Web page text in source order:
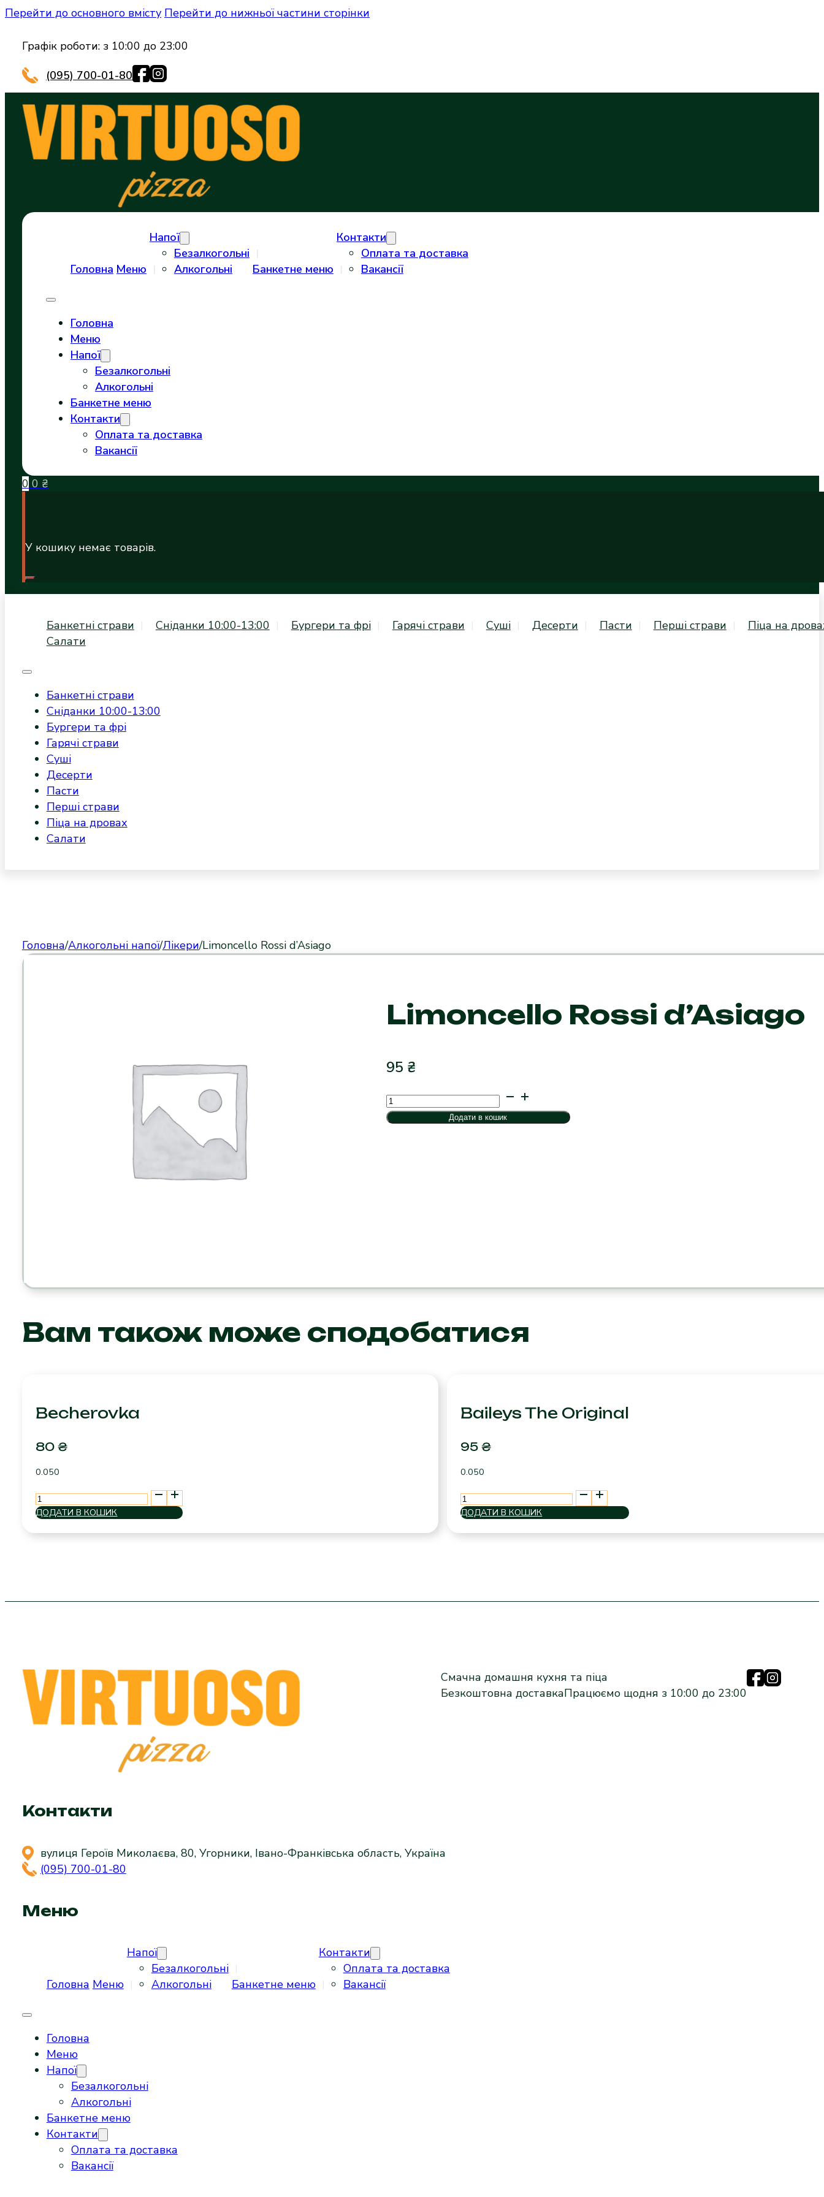
Перейти до основного вмісту Перейти до нижньої частини сторінки
Графік роботи: з 10:00 до 23:00
(095) 700-01-80
Головна Меню
Напої
Безалкогольні
Алкогольні
Банкетне меню
Контакти
Оплата та доставка
Вакансії
Головна
Меню
Напої
Безалкогольні
Алкогольні
Банкетне меню
Контакти
Оплата та доставка
Вакансії
0 0 ₴
У кошику немає товарів.
Банкетні страви Сніданки 10:00-13:00 Бургери та фрі Гарячі страви Суші Десерти Пасти Перші страви
Піца на
Салати
Банкетні страви
Сніданки 10:00-13:00
Бургери та фрі
Гарячі страви
Суші
Десерти
Пасти
Перші страви
Піца на дровах
Салати
Головна/Алкогольні напої/Лікери/Limoncello Rossi d’Asiago
Limoncello Rossi d’Asiago
95 ₴
Limoncello
Rossi
d’Asiago
Додати в кошик
Вам також може сподобатися
Becherovka
80₴
0.050
Becherovka
кількість
ДОДАТИ В КОШИК
Baileys The Original
95₴
0.050
Baileys
The
ДОДАТИ В КОШИК
Смачна домашня кухня та піца
Безкоштовна доставкаПрацюємо щодня з 10:00 до 23:00
Контакти
вулиця Героїв Миколаєва, 80, Угорники, Івано-Франківська область, Україна
(095) 700-01-80
Меню
Головна Меню
Напої
Безалкогольні
Алкогольні
Банкетне меню
Контакти
Оплата та доставка
Вакансії
Головна
Меню
Напої
Безалкогольні
Алкогольні
Банкетне меню
Контакти
Оплата та доставка
Вакансії